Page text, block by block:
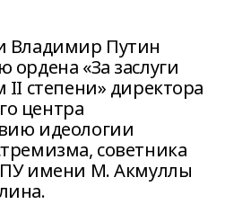
Владимир Путин
ордена «За заслуги
II степени» директора
центра
идеологии
советника
имени М. Акмуллы